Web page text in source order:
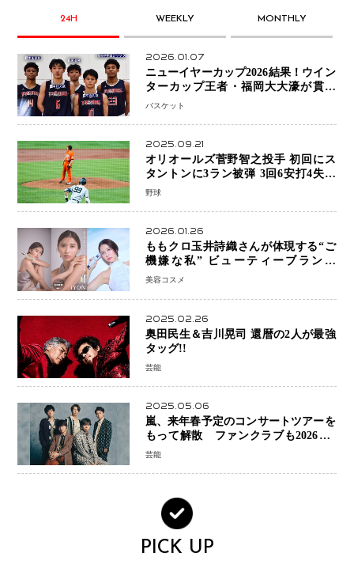
24H WEEKLY MONTHLY
2026.01.07
ニューイヤーカップ2026結果！ウイン
ターカップ王者・福岡大大濠が貫禄
V！ 東山は“背番号継承”で新たな物語
バスケット
2025.09.21
オリオールズ菅野智之投手 初回にス
タントンに3ラン被弾 3回6安打4失点
で降板
野球
2026.01.26
ももクロ玉井詩織さんが体現する“ご
機嫌な私” ビューティーブランド
「iYON」が描く新しいスキンケア体
美容コスメ
2025.02.26
奥田民生＆吉川晃司 還暦の2人が最強
タッグ!!
芸能
2025.05.06
嵐、来年春予定のコンサートツアーを
もって解散 ファンクラブも2026年5
月末で活動終了
芸能
PICK UP